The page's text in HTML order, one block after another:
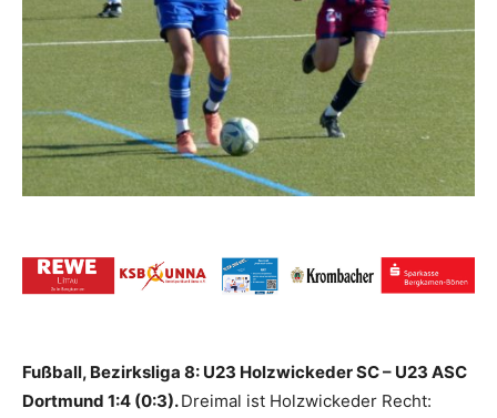
Fußball, Bezirksliga 8: U23 Holzwickeder SC – U23 ASC
Dortmund 1:4 (0:3).Dreimal ist Holzwickeder Recht: